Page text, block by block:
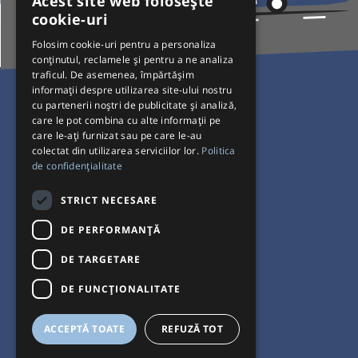
Pentru Călători
Curse autobuz
Plecări/Sosiri
Setări de cookie-uri
cookie-uri
Folosim cookie-uri pentru a personaliza
conținutul, reclamele și pentru a ne analiza
traficul. De asemenea, împărtășim
informații despre utilizarea site-ului nostru
cu partenerii noștri de publicitate și analiză,
care le pot combina cu alte informații pe
care le-ați furnizat sau pe care le-au
colectat din utilizarea serviciilor lor. Politica
de confidențialitate
STRICT NECESARE
DE PERFORMANȚĂ
DE TARGETARE
DE FUNCŢIONALITATE
ACCEPTĂ TOATE REFUZĂ TOT